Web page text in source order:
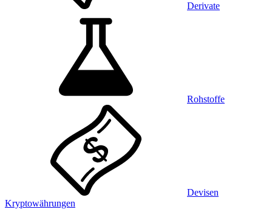
Derivate
Rohstoffe
Devisen
Kryptowährungen